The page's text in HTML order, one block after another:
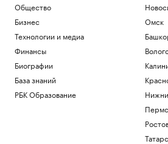
Общество
Бизнес
Технологии и медиа
Финансы
Биографии
База знаний
РБК Образование
Омск